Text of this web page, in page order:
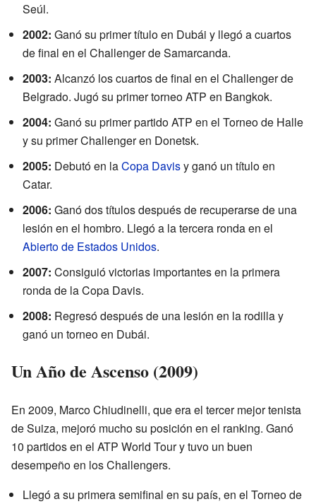
Seúl.
2002: Ganó su primer título en Dubái y llegó a cuartos
de final en el Challenger de Samarcanda.
2003: Alcanzó los cuartos de final en el Challenger de
Belgrado. Jugó su primer torneo ATP en Bangkok.
2004: Ganó su primer partido ATP en el Torneo de Halle
y su primer Challenger en Donetsk.
2005: Debutó en laCopa Davisy ganó un título en
Catar.
2006: Ganó dos títulos después de recuperarse de una
lesión en el hombro. Llegó a la tercera ronda en el
Abierto de Estados Unidos.
2007: Consiguió victorias importantes en la primera
ronda de la Copa Davis.
2008: Regresó después de una lesión en la rodilla y
ganó un torneo en Dubái.
Un Año de Ascenso (2009)
En 2009, Marco Chiudinelli, que era el tercer mejor tenista
de Suiza, mejoró mucho su posición en el ranking. Ganó
10 partidos en el ATP World Tour y tuvo un buen
desempeño en los Challengers.
Llegó a su primera semifinal en su país, en el Torneo de